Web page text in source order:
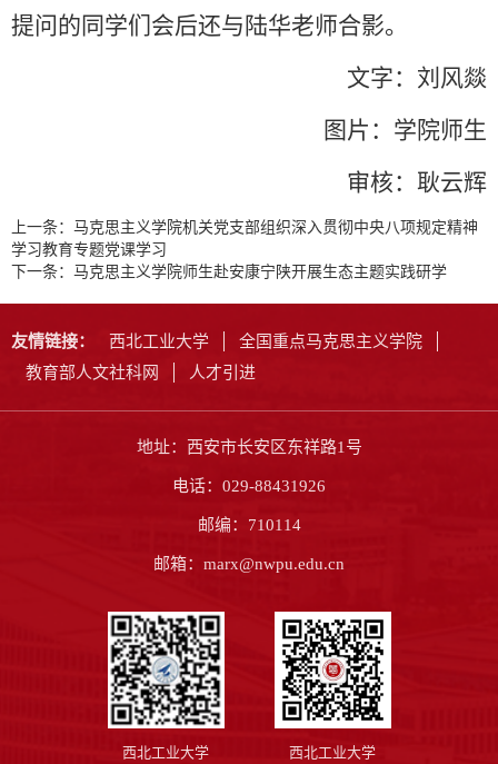
提问的同学们会后还与陆华老师合影。
文字：刘风燚
图片：学院师生
审核：耿云辉
上一条： 马克思主义学院机关党支部组织深入贯彻中央八项规定精神
学习教育专题党课学习
下一条： 马克思主义学院师生赴安康宁陕开展生态主题实践研学
友情链接： 西北工业大学
全国重点马克思主义学院
教育部人文社科网
人才引进
地址：西安市长安区东祥路1号
电话：029-88431926
邮编：710114
邮箱：marx@nwpu.edu.cn
西北工业大学 西北工业大学